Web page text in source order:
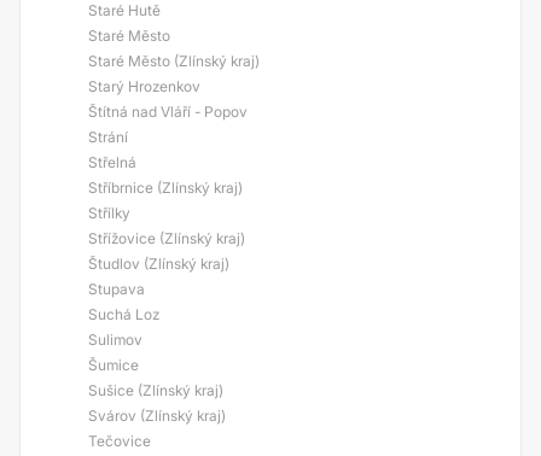
Staré Hutě
Staré Město
Staré Město (Zlínský kraj)
Starý Hrozenkov
Štítná nad Vláří - Popov
Strání
Střelná
Stříbrnice (Zlínský kraj)
Střílky
Střížovice (Zlínský kraj)
Študlov (Zlínský kraj)
Stupava
Suchá Loz
Sulimov
Šumice
Sušice (Zlínský kraj)
Svárov (Zlínský kraj)
Tečovice